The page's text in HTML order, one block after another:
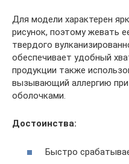
Для модели характерен
рисунок, поэтому жевать
твердого
обеспечивает удобный
продукции также
вызывающий аллергию
оболочками.
Достоинства:
Быстро